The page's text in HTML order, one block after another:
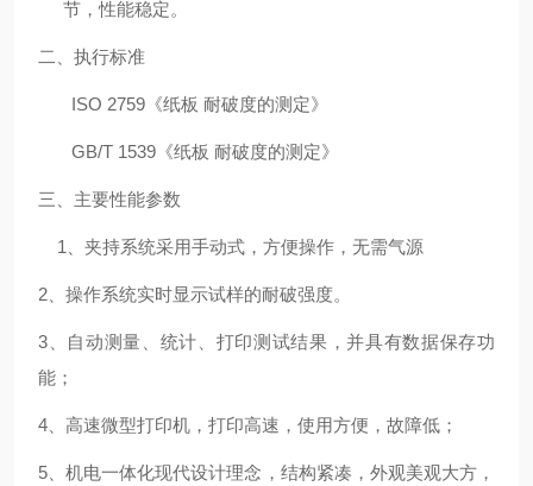
节，性能稳定。
二、执行标准
ISO 2759 《纸板 耐破度的测定》
GB/T 1539 《纸板 耐破度的测定》
三、主要性能参数
1 、夹持系统采用手动式，方便操作，无需气源
2 、操作系统实时显示试样的耐破强度。
3 、自动测量、统计、打印测试结果，并具有数据保存功
能；
4 、高速微型打印机，打印高速，使用方便，故障低；
5 、机电一体化现代设计理念，结构紧凑，外观美观大方，